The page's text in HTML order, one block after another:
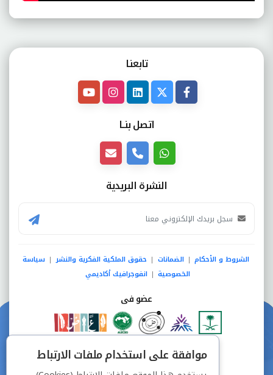
تابعنـا
اتصل بنــا
النشرة البريدية
الشروط و الأحكام | الضمانات | حقوق الملكية الفكرية والنشر | سياسة
الخصوصية | انفوجرافيك أكاديمي
عضو فى
دفع آمن من خلال
موافقة على استخدام ملفات الارتباط